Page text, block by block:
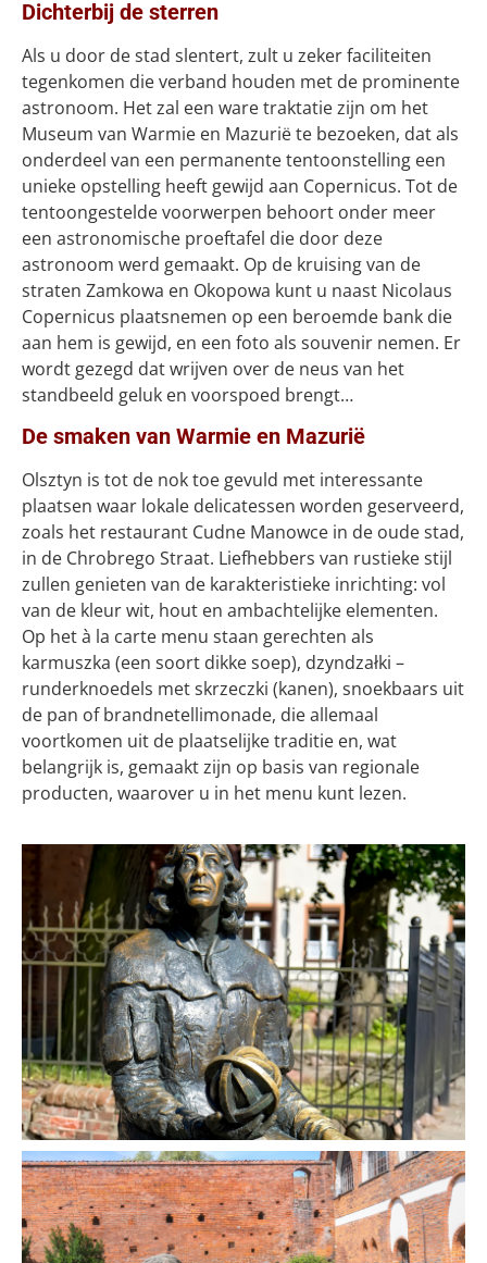
Dichterbij de sterren
Als u door de stad slentert, zult u zeker faciliteiten
tegenkomen die verband houden met de prominente
astronoom. Het zal een ware traktatie zijn om het
Museum van Warmie en Mazurië te bezoeken, dat als
onderdeel van een permanente tentoonstelling een
unieke opstelling heeft gewijd aan Copernicus. Tot de
tentoongestelde voorwerpen behoort onder meer
een astronomische proeftafel die door deze
astronoom werd gemaakt. Op de kruising van de
straten Zamkowa en Okopowa kunt u naast Nicolaus
Copernicus plaatsnemen op een beroemde bank die
aan hem is gewijd, en een foto als souvenir nemen. Er
wordt gezegd dat wrijven over de neus van het
standbeeld geluk en voorspoed brengt…
De smaken van Warmie en Mazurië
Olsztyn is tot de nok toe gevuld met interessante
plaatsen waar lokale delicatessen worden geserveerd,
zoals het restaurant Cudne Manowce in de oude stad,
in de Chrobrego Straat. Liefhebbers van rustieke stijl
zullen genieten van de karakteristieke inrichting: vol
van de kleur wit, hout en ambachtelijke elementen.
Op het à la carte menu staan gerechten als
karmuszka (een soort dikke soep), dzyndzałki –
runderknoedels met skrzeczki (kanen), snoekbaars uit
de pan of brandnetellimonade, die allemaal
voortkomen uit de plaatselijke traditie en, wat
belangrijk is, gemaakt zijn op basis van regionale
producten, waarover u in het menu kunt lezen.